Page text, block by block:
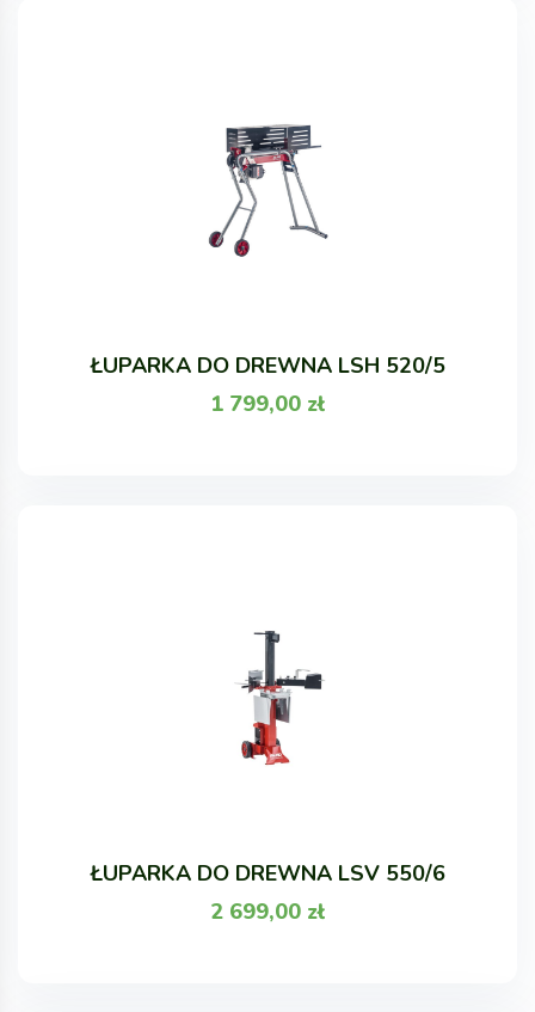
ŁUPARKA DO DREWNA LSH 520/5
1 799,00 zł
ŁUPARKA DO DREWNA LSV 550/6
2 699,00 zł